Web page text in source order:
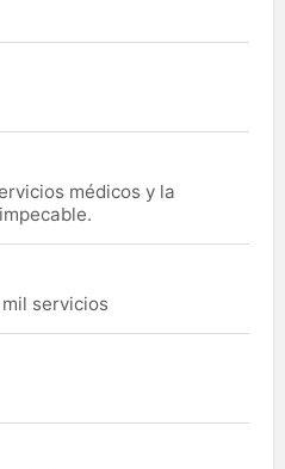
médicos y la
servicios